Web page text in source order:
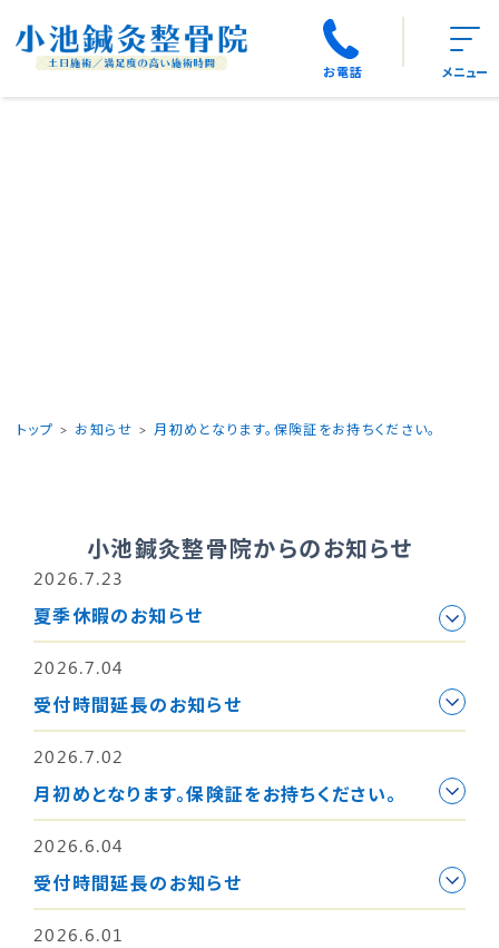
お電話 メニュー
トップ お知らせ 月初めとなります。保険証をお持ちください。
小池鍼灸整骨院からのお知らせ
2026.7.23
夏季休暇のお知らせ
2026.7.04
受付時間延長のお知らせ
2026.7.02
月初めとなります。保険証をお持ちください。
2026.6.04
受付時間延長のお知らせ
2026.6.01